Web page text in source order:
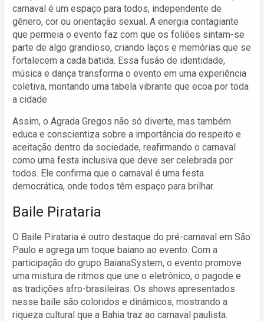
carnaval é um espaço para todos, independente de
gênero, cor ou orientação sexual. A energia contagiante
que permeia o evento faz com que os foliões sintam-se
parte de algo grandioso, criando laços e memórias que se
fortalecem a cada batida. Essa fusão de identidade,
música e dança transforma o evento em uma experiência
coletiva, montando uma tabela vibrante que ecoa por toda
a cidade.
Assim, o Agrada Gregos não só diverte, mas também
educa e conscientiza sobre a importância do respeito e
aceitação dentro da sociedade, reafirmando o carnaval
como uma festa inclusiva que deve ser celebrada por
todos. Ele confirma que o carnaval é uma festa
democrática, onde todos têm espaço para brilhar.
Baile Pirataria
O Baile Pirataria é outro destaque do pré-carnaval em São
Paulo e agrega um toque baiano ao evento. Com a
participação do grupo BaianaSystem, o evento promove
uma mistura de ritmos que une o eletrônico, o pagode e
as tradições afro-brasileiras. Os shows apresentados
nesse baile são coloridos e dinâmicos, mostrando a
riqueza cultural que a Bahia traz ao carnaval paulista.